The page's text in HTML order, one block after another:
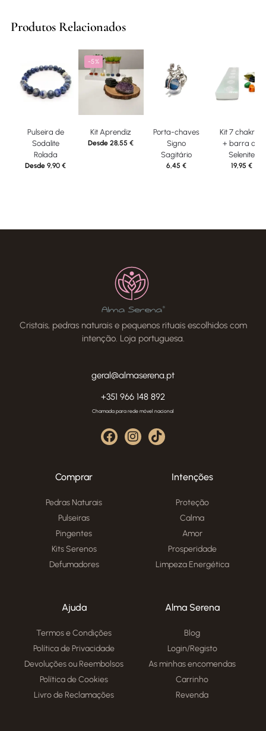
Produtos Relacionados
Pulseira de
Sodalite
Rolada
Desde9,90€
-5%
Kit Aprendiz
Desde 28,55€
Porta-chaves
Signo
Sagitário
6,45 €
Kit 7 chakras
+ barra de
Selenite
19,95 €
Cristais, pedras naturais e pequenos rituais escolhidos com
intenção. Loja portuguesa.
geral@almaserena.pt
+351 966 148 892
Chamada para rede móvel nacional
Comprar
Pedras Naturais
Pulseiras
Pingentes
Kits Serenos
Defumadores
Intenções
Proteção
Calma
Amor
Prosperidade
Limpeza Energética
Ajuda
Termos e Condições
Política de Privacidade
Devoluções ou Reembolsos
Política de Cookies
Livro de Reclamações
Alma Serena
Blog
Login/Registo
As minhas encomendas
Carrinho
Revenda